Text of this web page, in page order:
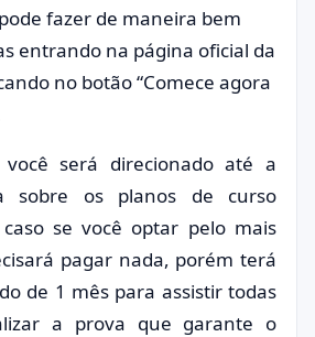
fazer de maneira bem
entrando na página oficial da
no botão “Comece agora
será direcionado até a
sobre os planos de curso
se você optar pelo mais
pagar nada, porém terá
de 1 mês para assistir todas
a prova que garante o